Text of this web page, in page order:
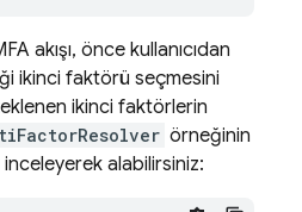
akışı, önce kullanıcıdan
ikinci faktörü seçmesini
ikinci faktörlerin
örneğinin
alabilirsiniz: